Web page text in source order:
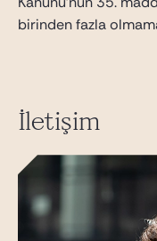
birinden fazla
İletişim